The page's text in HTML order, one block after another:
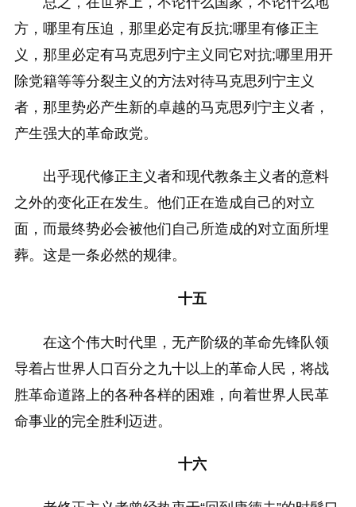
方，哪里有压迫，那里必定有反抗;哪里有修正主
义，那里必定有马克思列宁主义同它对抗;哪里用开
除党籍等等分裂主义的方法对待马克思列宁主义
者，那里势必产生新的卓越的马克思列宁主义者，
产生强大的革命政党。
出乎现代修正主义者和现代教条主义者的意料
之外的变化正在发生。他们正在造成自己的对立
面，而最终势必会被他们自己所造成的对立面所埋
葬。这是一条必然的规律。
十五
在这个伟大时代里，无产阶级的革命先锋队领
导着占世界人口百分之九十以上的革命人民，将战
胜革命道路上的各种各样的困难，向着世界人民革
命事业的完全胜利迈进。
十六